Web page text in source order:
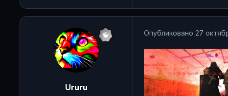
Ururu
Опубликовано 27